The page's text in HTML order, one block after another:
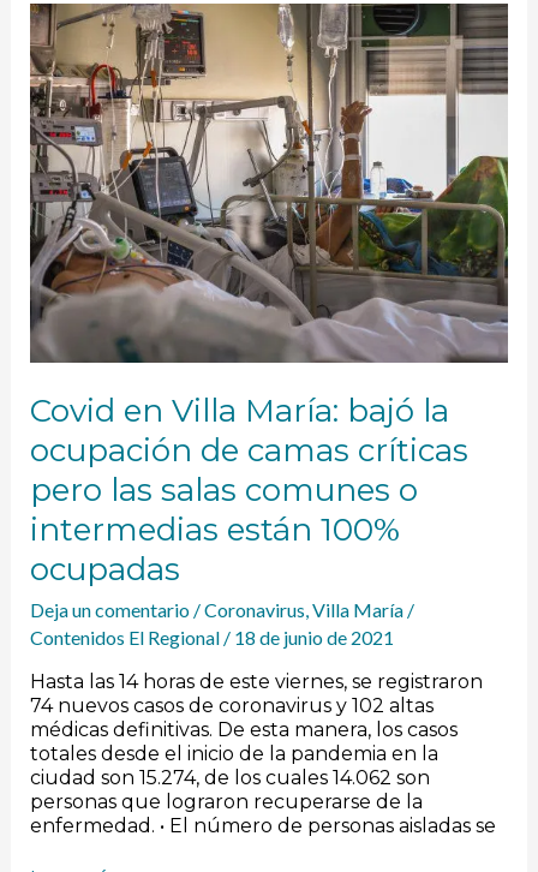
Covid en Villa María: bajó la
ocupación de camas críticas
pero las salas comunes o
intermedias están 100%
ocupadas
Deja un comentario /Coronavirus,Villa María/
Contenidos El Regional / 18 de junio de 2021
Hasta las 14 horas de este viernes, se registraron
74 nuevos casos de coronavirus y 102 altas
médicas definitivas. De esta manera, los casos
totales desde el inicio de la pandemia en la
ciudad son 15.274, de los cuales 14.062 son
personas que lograron recuperarse de la
enfermedad. • El número de personas aisladas se
Covid
en
Villa
María:
bajó
la
ocupación
de
camas
críticas
pero
las
salas
comunes
o
están
100%
ocupadas